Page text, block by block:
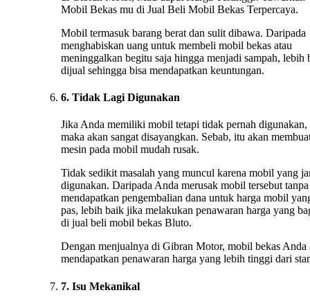
Mobil Bekas mu di Jual Beli Mobil Bekas Terpercaya.
Mobil termasuk barang berat dan sulit dibawa. Daripada
menghabiskan uang untuk membeli mobil bekas atau
meninggalkan begitu saja hingga menjadi sampah, lebih
dijual sehingga bisa mendapatkan keuntungan.
6. Tidak Lagi Digunakan
Jika Anda memiliki mobil tetapi tidak pernah digunakan,
maka akan sangat disayangkan. Sebab, itu akan
mesin pada mobil mudah rusak.
Tidak sedikit masalah yang muncul karena mobil yang
digunakan. Daripada Anda merusak mobil tersebut tanpa
mendapatkan pengembalian dana untuk harga mobil
pas, lebih baik jika melakukan penawaran harga yang
di jual beli mobil bekas Bluto.
Dengan menjualnya di Gibran Motor, mobil bekas Anda
mendapatkan penawaran harga yang lebih tinggi dari
7. Isu Mekanikal